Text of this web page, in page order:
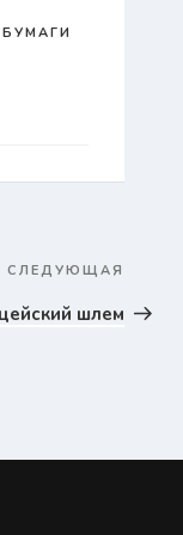
запись
СЛЕДУЮЩАЯ
шлем